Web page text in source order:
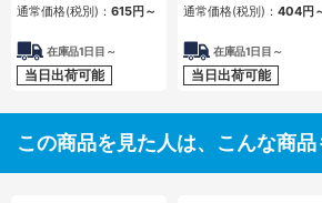
通常価格(税別)： 615円 ～
在庫品1日目～
当日出荷可能
通常価格(税別)： 404円
在庫品1日目～
当日出荷可能
この商品を見た人は、こんな商